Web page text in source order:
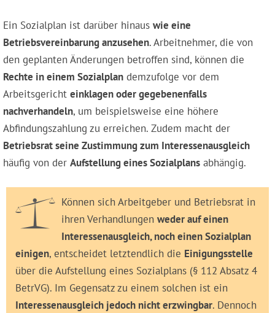
Ein Sozialplan ist darüber hinaus wie eine
Betriebsvereinbarung anzusehen. Arbeitnehmer, die von
den geplanten Änderungen betroffen sind, können die
Rechte in einem Sozialplan demzufolge vor dem
Arbeitsgericht einklagen oder gegebenenfalls
nachverhandeln, um beispielsweise eine höhere
Abfindungszahlung zu erreichen. Zudem macht der
Betriebsrat seine Zustimmung zum Interessenausgleich
häufig von der Aufstellung eines Sozialplans abhängig.
Können sich Arbeitgeber und Betriebsrat in
ihren Verhandlungen weder auf einen
Interessenausgleich, noch einen Sozialplan
einigen, entscheidet letztendlich die Einigungsstelle
über die Aufstellung eines Sozialplans (§ 112 Absatz 4
BetrVG). Im Gegensatz zu einem solchen ist ein
Interessenausgleich jedoch nicht erzwingbar. Dennoch